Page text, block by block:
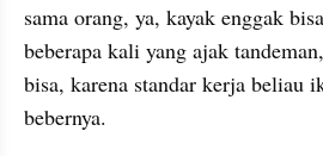
sama orang, ya, kayak enggak
beberapa kali yang ajak
bisa, karena standar kerja beliau
bebernya.